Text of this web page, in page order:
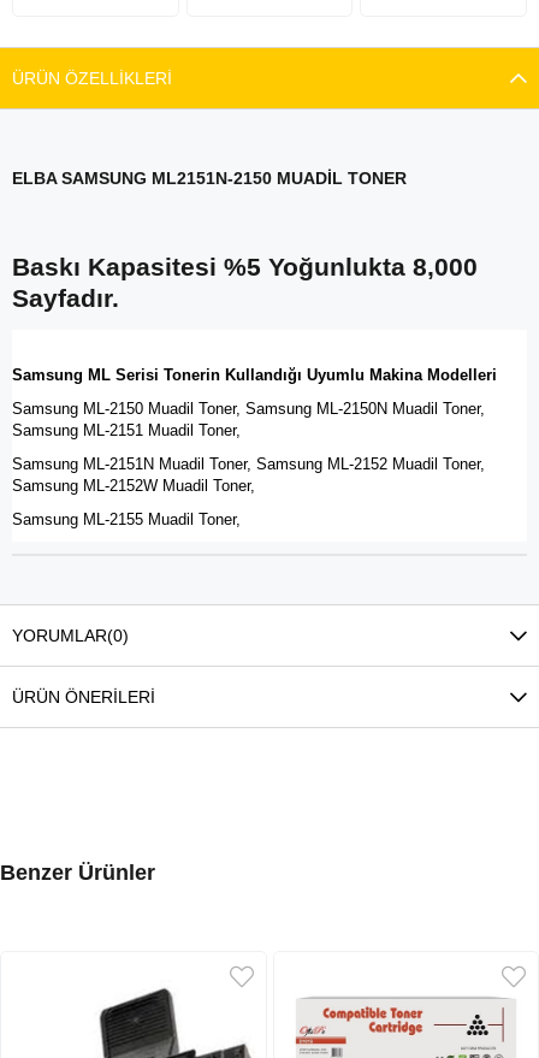
ÜRÜN ÖZELLIKLERI
ELBA SAMSUNG ML2151N-2150 MUADİL TONER
Baskı Kapasitesi %5 Yoğunlukta 8,000
Sayfadır.
Samsung ML Serisi Tonerin Kullandığı Uyumlu Makina Modelleri
Samsung ML-2150 Muadil Toner, Samsung ML-2150N Muadil Toner,
Samsung ML-2151 Muadil Toner,
Samsung ML-2151N Muadil Toner, Samsung ML-2152 Muadil Toner,
Samsung ML-2152W Muadil Toner,
Samsung ML-2155 Muadil Toner,
YORUMLAR(0)
ÜRÜN ÖNERILERI
Benzer Ürünler